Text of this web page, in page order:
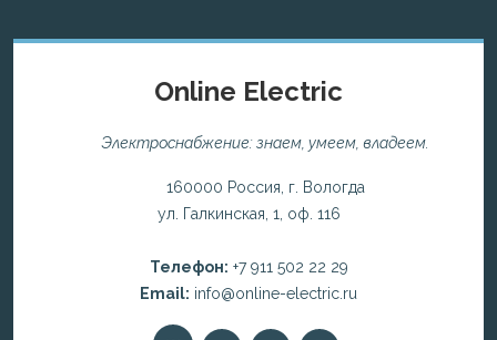
Online Electric
Электроснабжение: знаем, умеем, владеем.
160000 Россия, г. Вологда
ул. Галкинская, 1, оф. 116
Телефон: +7 911 502 22 29
Email: info@online-electric.ru